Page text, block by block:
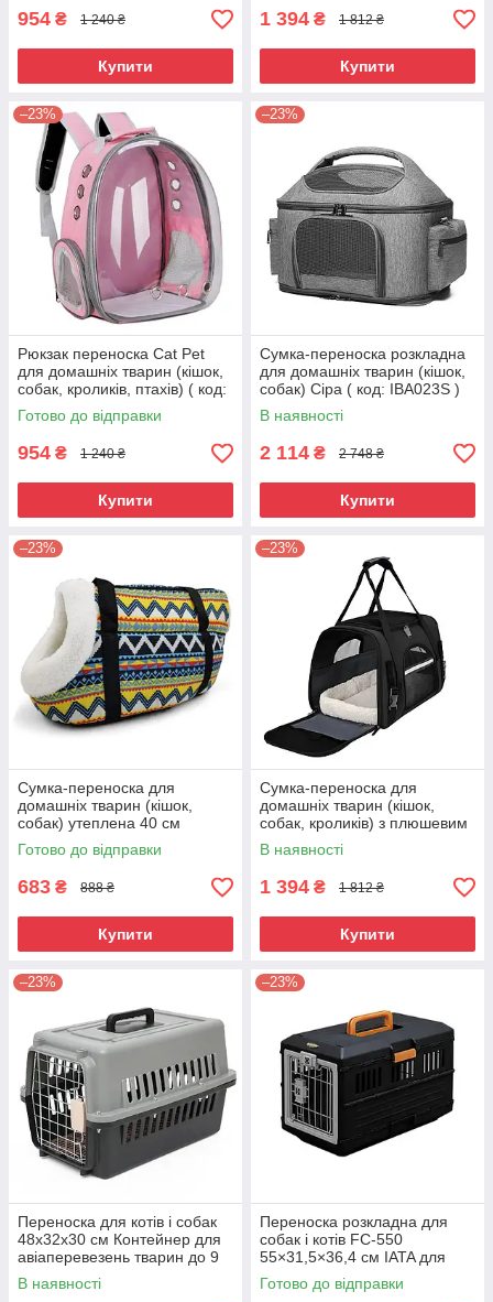
954 ₴ 1 240 ₴
Купити
1 394 ₴ 1 812 ₴
Купити
–23%
Рюкзак переноска Cat Pet
для домашніх тварин (кішок,
собак, кроликів, птахів) ( код:
IBH0071P )
Готово до відправки
954 ₴ 1 240 ₴
Купити
–23%
Сумка-переноска розкладна
для домашніх тварин (кішок,
собак) Сіра ( код: IBA023S )
В наявності
2 114 ₴ 2 748 ₴
Купити
–23%
Сумка-переноска для
домашніх тварин (кішок,
собак) утеплена 40 см
Різнокольорова ( код:
IBA024ZYB )
Готово до відправки
683 ₴ 888 ₴
Купити
–23%
Сумка-переноска для
домашніх тварин (кішок,
собак, кроликів) з плюшевим
вкладишем Чорний ( код:
IBA020B1 )
В наявності
1 394 ₴ 1 812 ₴
Купити
–23%
Переноска для котів і собак
48х32х30 см Контейнер для
авіаперевезень тварин до 9
кг Сірий з чорним ( IBA025SB
)В наявності
–23%
Переноска розкладна для
собак і котів FC-550
55×31,5×36,4 см IATA для
Авіаперельотів до 12 кг
Чорна ( IBA026B )
Готово до відправки